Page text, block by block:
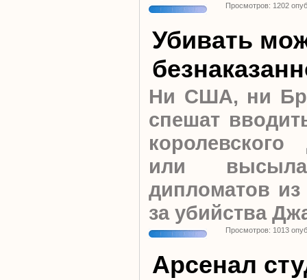
Просмотров: 1202
Убивать
Ни США, ни
спешат
или
дипломатов
за убийства
Просмотров: 1013
Арсенал